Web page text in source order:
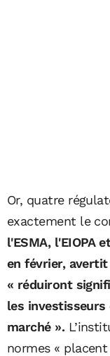
Or, quatre
exactement le
l'ESMA, l'EIOPA
en février, avertit
« réduiront
les
marché ».
normes «